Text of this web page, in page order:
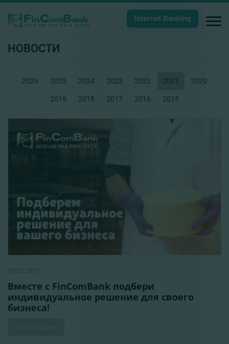
Internet Banking
НОВОСТИ
2026 2025 2024 2023 2022 2021 2020
2019 2018 2017 2016 2015
09.02.2021
Вместе с FinComBank подбери
индивидуальное решение для своего
бизнеса!